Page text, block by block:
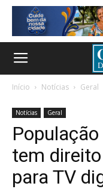
Início Notícias Geral
Notícias Geral
tem
para TV